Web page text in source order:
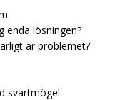
enda lösningen?
är problemet?
svartmögel